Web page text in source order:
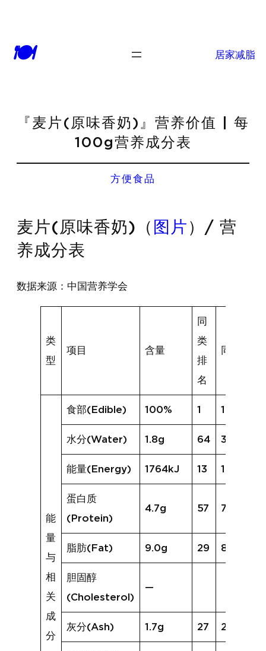
🍽 居家减脂
『麦片(原味香奶)』营养价值 | 每
100g营养成分表
方便食品
麦片(原味香奶)（ 图片 ）/ 营
养成分表
数据来源：中国营养学会
类
型
项目 含量
同
类
排
名
同类均值
能
量
与
相
关
成
分
食部(Edible) 100% 1 100%
水分(Water) 1.8g 64 30.9g
能量(Energy) 1764kJ 13 1298kJ
蛋白质
(Protein)
4.7g 57 7.7g
脂肪(Fat) 9.0g 29 8.9g
胆固醇
(Cholesterol)
—
灰分(Ash) 1.7g 27 2.4g